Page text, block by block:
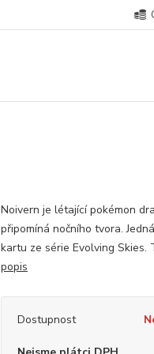
Noivern je létající pokémon
připomíná nočního tvora.
kartu ze série Evolving Skies.
popis
Dostupnost